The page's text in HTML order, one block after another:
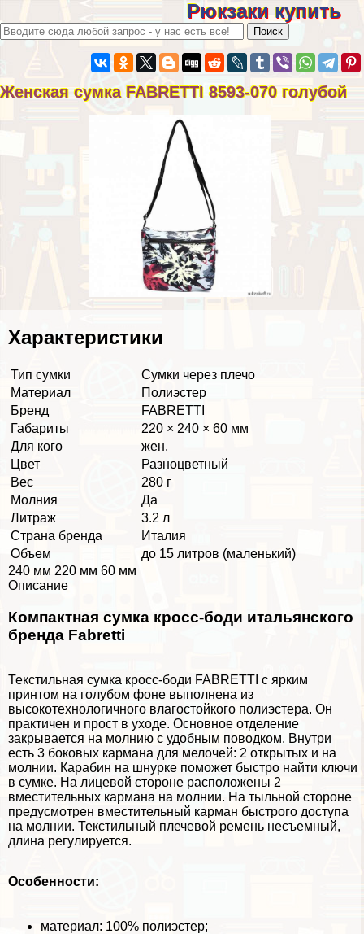
Рюкзаки купить
Женская сумка FABRETTI 8593-070 гoлyбой
Хаpaктеристики
Тип сумки
Сумки через плечо
Материал
Полиэстер
Бренд
FABRETTI
Габариты
220 × 240 × 60 мм
Для кого
жен.
Цвет
Разноцветный
Вес
280 г
Молния
Да
Литраж
3.2 л
Страна бренда
Италия
Объем
до 15 литров (маленький)
240 мм 220 мм 60 мм
Описание
Компактная сумка кросс-боди итальянского
бренда Fabretti
Текстильная сумка кросс-боди FABRETTI с ярким
принтом на гoлyбом фоне выполнена из
высокотехнологичного влагостойкого полиэстера. Он
пpaктичен и прост в уходе. Основное отделение
закрывается на молнию с удобным поводком. Внутри
есть 3 боковых кармана для мелочей: 2 открытых и на
молнии. Карабин на шнурке поможет быстро найти ключи
в сумке. На лицевой стороне расположены 2
вместительных кармана на молнии. На тыльной стороне
предусмотрен вместительный карман быстрого доступа
на молнии. Текстильный плечевой ремень несъемный,
длина регулируется.
Особенности:
материал: 100% полиэстер;